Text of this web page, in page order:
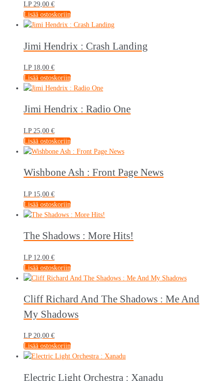
LP 29,00 €
Lisää ostoskoriin
Jimi Hendrix : Crash Landing
LP 18,00 €
Lisää ostoskoriin
Jimi Hendrix : Radio One
LP 25,00 €
Lisää ostoskoriin
Wishbone Ash : Front Page News
LP 15,00 €
Lisää ostoskoriin
The Shadows : More Hits!
LP 12,00 €
Lisää ostoskoriin
Cliff Richard And The Shadows : Me And
My Shadows
LP 20,00 €
Lisää ostoskoriin
Electric Light Orchestra : Xanadu